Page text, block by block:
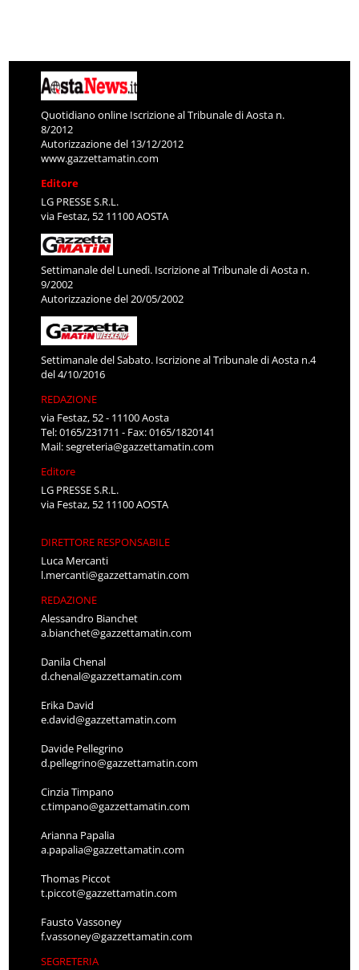
Quotidiano online Iscrizione al Tribunale di Aosta n.
8/2012
Autorizzazione del 13/12/2012
www.gazzettamatin.com
Editore
LG PRESSE S.R.L.
via Festaz, 52 11100 AOSTA
Settimanale del Lunedì. Iscrizione al Tribunale di Aosta n.
9/2002
Autorizzazione del 20/05/2002
Settimanale del Sabato. Iscrizione al Tribunale di Aosta n.4
del 4/10/2016
REDAZIONE
via Festaz, 52 - 11100 Aosta
Tel: 0165/231711 - Fax: 0165/1820141
Mail:segreteria@gazzettamatin.com
Editore
LG PRESSE S.R.L.
via Festaz, 52 11100 AOSTA
DIRETTORE RESPONSABILE
Luca Mercanti
l.mercanti@gazzettamatin.com
REDAZIONE
Alessandro Bianchet
a.bianchet@gazzettamatin.com
Danila Chenal
d.chenal@gazzettamatin.com
Erika David
e.david@gazzettamatin.com
Davide Pellegrino
d.pellegrino@gazzettamatin.com
Cinzia Timpano
c.timpano@gazzettamatin.com
Arianna Papalia
a.papalia@gazzettamatin.com
Thomas Piccot
t.piccot@gazzettamatin.com
Fausto Vassoney
f.vassoney@gazzettamatin.com
SEGRETERIA